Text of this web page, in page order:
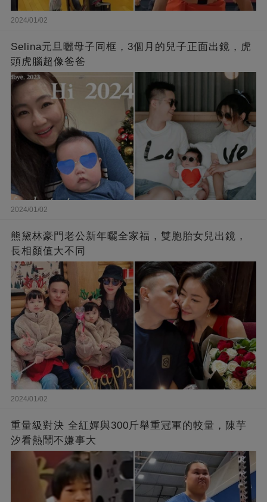
2024/01/02
Selina元旦曬母子同框，3個月的兒子正面出鏡，虎
頭虎腦超像爸爸
2024/01/02
熊黛林豪門老公新年曬全家福，雙胞胎女兒出鏡，
長相顏值大不同
2024/01/02
重量級對決 全紅嬋與300斤舉重冠軍的較量，陳芋
汐看熱鬧不嫌事大